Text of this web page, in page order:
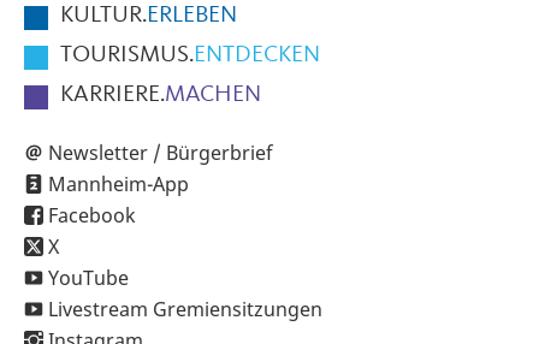
KULTUR.ERLEBEN
TOURISMUS.ENTDECKEN
KARRIERE.MACHEN
Newsletter / Bürgerbrief
Mannheim-App
Facebook
X
YouTube
Livestream Gremiensitzungen